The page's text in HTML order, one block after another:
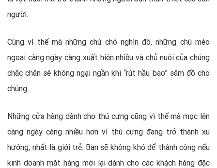
người.
Cũng vì thế mà những chú chó nghìn đô, những chú mèo
ngoại càng ngày càng xuất hiện nhiều và chủ nuôi của chúng
chắc chắn sẽ không ngại ngần khi “rút hầu bao” sắm đồ cho
chúng.
Những cửa hàng dành cho thú cưng cũng vì thế mà mọc lên
càng ngày càng nhiều hơn vì thú cưng đang trở thành xu
hướng, nhất là giới trẻ. Bạn sẽ không khó để thành công nếu
kinh doanh mặt hàng mới lại dành cho các khách hàng đặc